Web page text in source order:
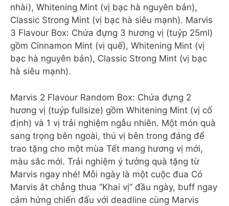
nhài), Whitening Mint (vị bạc hà nguyên bản),
Classic Strong Mint (vị bạc hà siêu mạnh). Marvis
3 Flavour Box: Chứa đựng 3 hương vị (tuýp 25ml)
gồm Cinnamon Mint (vị quế), Whitening Mint (vị
bạc hà nguyên bản), Classic Strong Mint (vị bạc
hà siêu mạnh).
Marvis 2 Flavour Random Box: Chứa đựng 2
hương vị (tuýp fullsize) gồm Whitening Mint (vị cố
định) và 1 vị trải nghiệm ngẫu nhiên. Một món quà
sang trọng bên ngoài, thú vị bên trong đáng để
trao tặng cho một mùa Tết mang hương vị mới,
màu sắc mới. Trải nghiệm ý tưởng quà tặng từ
Marvis ngay nhé! Mỗi ngày là một cuộc đua Có
Marvis ắt chẳng thua “Khai vị” đầu ngày, buff ngay
cảm hứng chiến đấu với deadline cùng Marvis